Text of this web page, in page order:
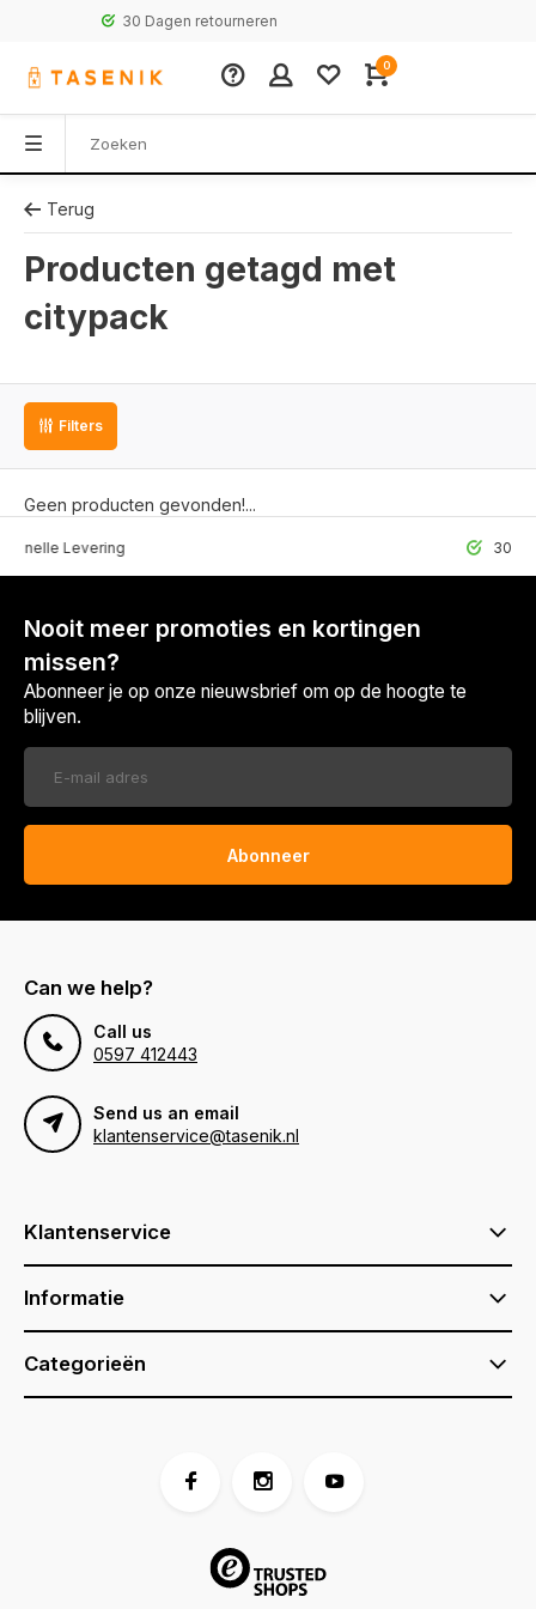
30 Dagen retourneren
0
Terug
Producten getagd met
citypack
Filters
Geen producten gevonden!...
Levering 30 Dagen
Nooit meer promoties en kortingen
missen?
Abonneer je op onze nieuwsbrief om op de hoogte te
blijven.
Abonneer
Can we help?
Call us
0597 412443
Send us an email
klantenservice@tasenik.nl
Klantenservice
Informatie
Categorieën